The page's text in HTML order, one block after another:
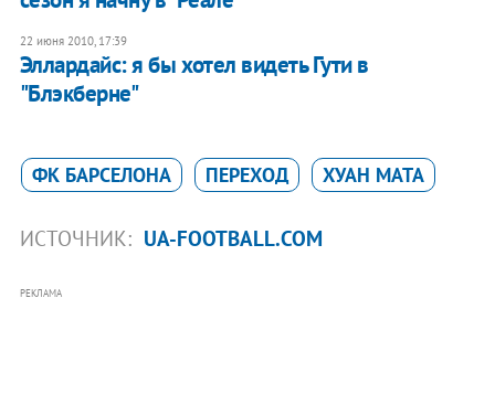
22 июня 2010, 17:39
Эллардайс: я бы хотел видеть Гути в
"Блэкберне"
ФК БАРСЕЛОНА ПЕРЕХОД ХУАН МАТА
ИСТОЧНИК: UA-FOOTBALL.COM
РЕКЛАМА